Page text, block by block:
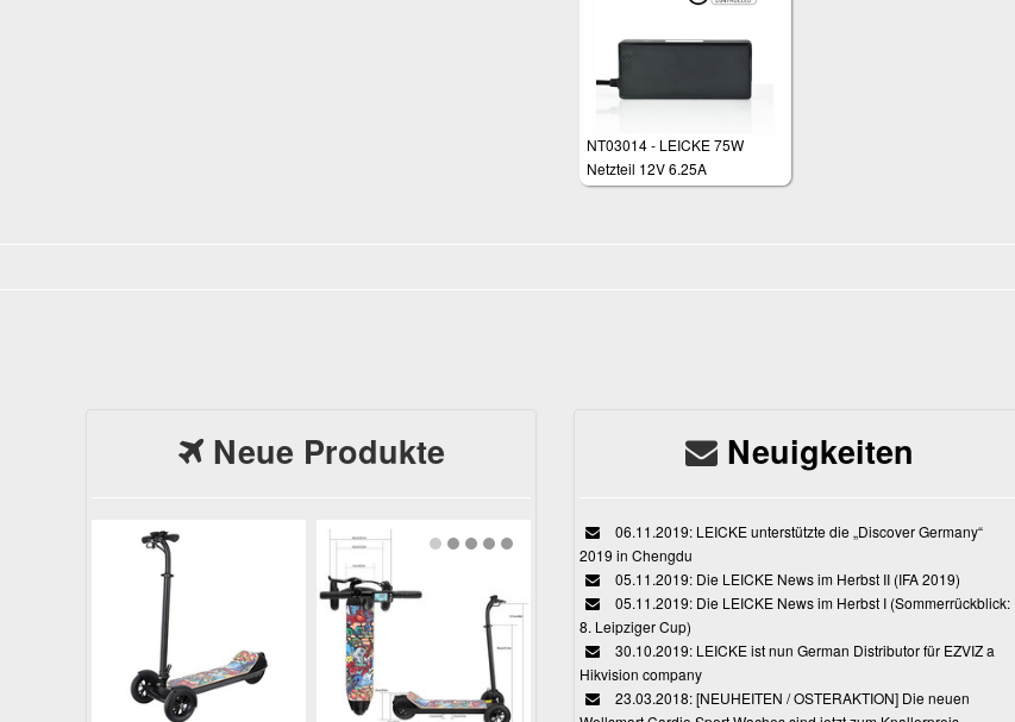
NT03014 - LEICKE 75W
Netzteil 12V 6.25A
Neue Produkte Neuigkeiten
06.11.2019: LEICKE unterstützte die „Discover Germany“
2019 in Chengdu
05.11.2019: Die LEICKE News im Herbst II (IFA 2019)
05.11.2019: Die LEICKE News im Herbst I (Sommerrückblick:
8. Leipziger Cup)
30.10.2019: LEICKE ist nun German Distributor für EZVIZ a
Hikvision company
23.03.2018: [NEUHEITEN / OSTERAKTION] Die neuen